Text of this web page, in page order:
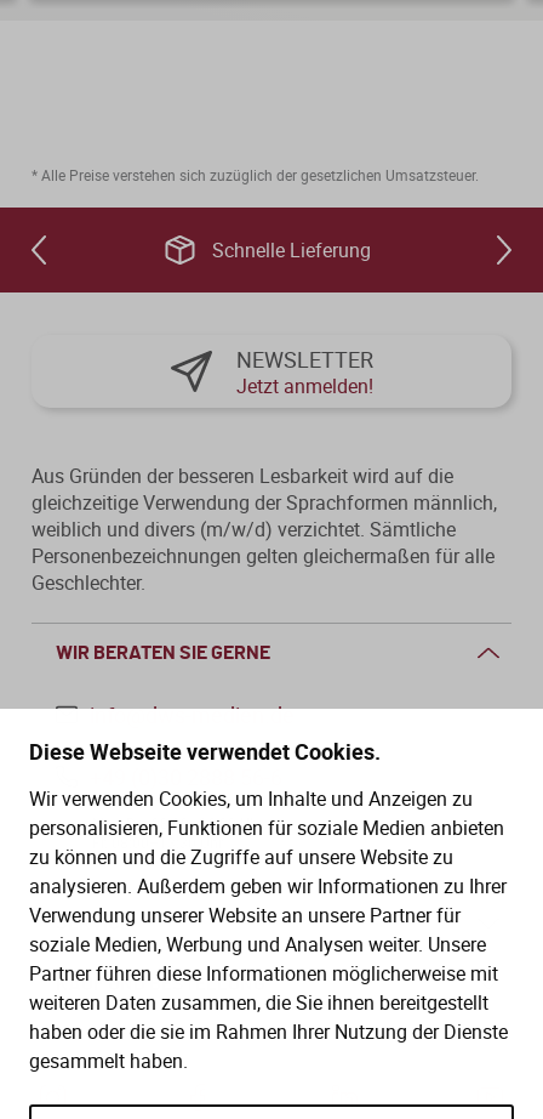
Diese Webseite verwendet Cookies.
Wir verwenden Cookies, um Inhalte und Anzeigen zu
personalisieren, Funktionen für soziale Medien anbieten
zu können und die Zugriffe auf unsere Website zu
analysieren. Außerdem geben wir Informationen zu Ihrer
Verwendung unserer Website an unsere Partner für
soziale Medien, Werbung und Analysen weiter. Unsere
Partner führen diese Informationen möglicherweise mit
weiteren Daten zusammen, die Sie ihnen bereitgestellt
haben oder die sie im Rahmen Ihrer Nutzung der Dienste
gesammelt haben.
* Alle Preise verstehen sich zuzüglich der gesetzlichen Umsatzsteuer.
Schnelle Lieferung
WIR BERATEN SIE GERNE
info@dws-medien.de
Mo.–Do. 08:00–16:00 Uhr
Fr. 08:00–13:30 Uhr
SERVICE
Hilfe (FAQ)
Gesetze
Kontakt
KAUF UND BESTELLUNG
Versand und Lieferung
NEWSLETTER
Jetzt anmelden!
Aus Gründen der besseren Lesbarkeit wird auf die
gleichzeitige Verwendung der Sprachformen männlich,
weiblich und divers (m/w/d) verzichtet. Sämtliche
Personenbezeichnungen gelten gleichermaßen für alle
Geschlechter.